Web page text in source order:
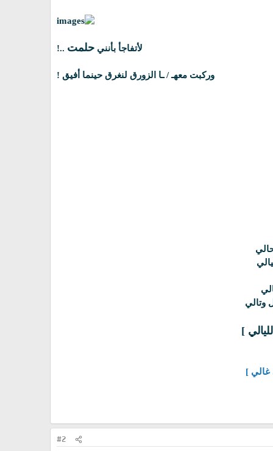
لأتفاجأ بأنني حلمت ..!
وركبت معهـ / ـا الزورق لنغرق حينما أفيق !
وتالي
]
غالي ]
#2